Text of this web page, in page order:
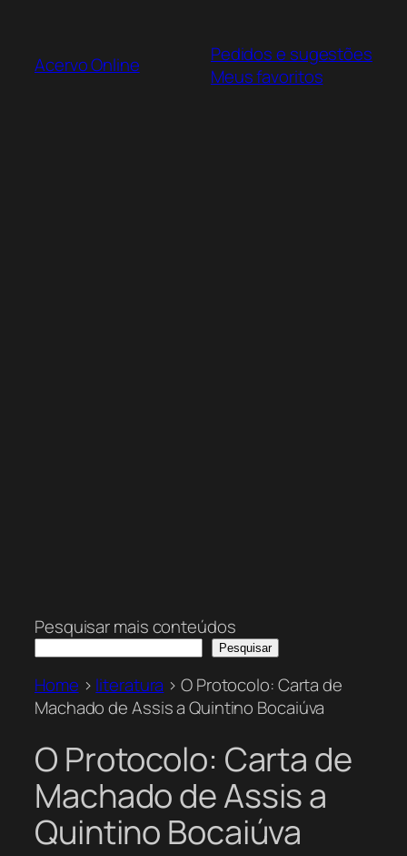
Acervo Online
Pedidos e sugestões
Meus favoritos
Pesquisar mais conteúdos
Pesquisar
Home > literatura >O Protocolo: Carta de
Machado de Assis a Quintino Bocaiúva
O Protocolo: Carta de
Machado de Assis a
Quintino Bocaiúva